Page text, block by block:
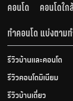
คอนโด
คอนโดใ
ทำคอนโด แบ่งตามท
รีวิวบ้านและคอนโด
รีวิวคอนโดมิเนียม
รีวิวบ้านเดี่ยว